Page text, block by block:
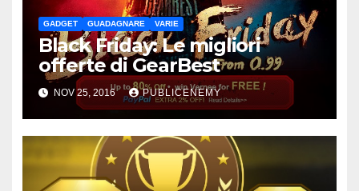
GADGET GUADAGNARE VARIE
Black Friday: Le migliori
offerte di GearBest
NOV 25, 2016 PUBLICENEMY